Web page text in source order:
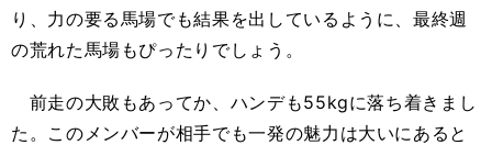
り、力の要る馬場でも結果を出しているように、最終週
の荒れた馬場もぴったりでしょう。
前走の大敗もあってか、ハンデも55kgに落ち着きまし
た。このメンバーが相手でも一発の魅力は大いにあると